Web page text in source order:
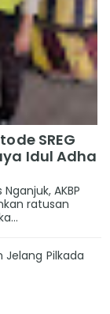
SREG
Idul Adha
Nganjuk, AKBP
ratusan
Jelang Pilkada